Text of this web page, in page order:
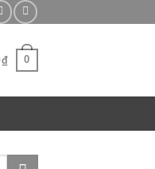
₫ 0